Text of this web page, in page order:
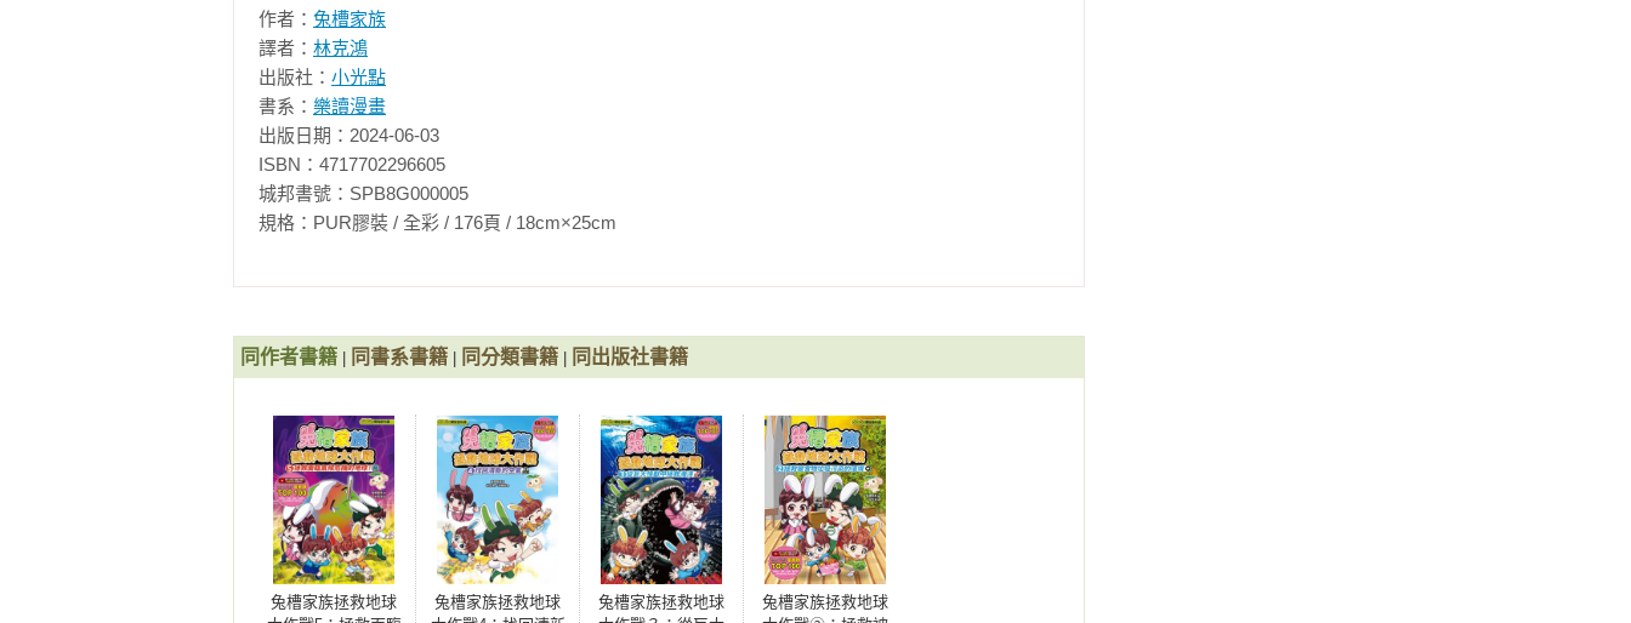
這場地球破壞大冒險，就這樣以一套充滿笑聲的漫畫形式展開，期待各位讀者加入《兔槽家族》的行
列，一起助力解救這個地球家園！
【編製團隊】
果醬故事
韓國雙人專業兒童故事製作小組，專門編製簡單易懂、富教育意義的知識型漫畫。著有《用漫畫看北
歐神話》系列、《拓寬李賢世世界史》系列等作品。
Sandbox Network
的數位娛樂公司。公司成立3年便被韓國媒體評價為發展快速且穩健成長的MCN（Multi-Channel
Network）代表性企業，也被選為青少年最想加入的企業第一名。經營領域橫跨兒童、遊戲、美食、音
樂、綜藝等，目前共有400多個內容團隊與其合作，擁有千萬名以上的訂閱者。
【書系簡介】
兔槽家族拯救地球大作戰①：拯救消失的森林【SDGs環保急先鋒】
由於地球受到污染，兔槽家族度過了艱難的時光，直到有一天山神和虎牙出現在他們身邊。兔槽家族
作者： 兔槽家族
譯者： 林克鴻
出版社： 小光點
書系： 樂讀漫畫
出版日期：2024-06-03
ISBN：4717702296605
城邦書號：SPB8G000005
規格：PUR膠裝 / 全彩 / 176頁 / 18cm×25cm
同作者書籍 同書系書籍 同分類書籍 同出版社書籍
兔槽家族拯救地球
兔槽家族拯救地球
兔槽家族拯救地球
兔槽家族拯救地球